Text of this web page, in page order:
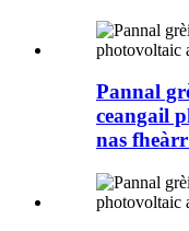
Pannal
ceangail
nas